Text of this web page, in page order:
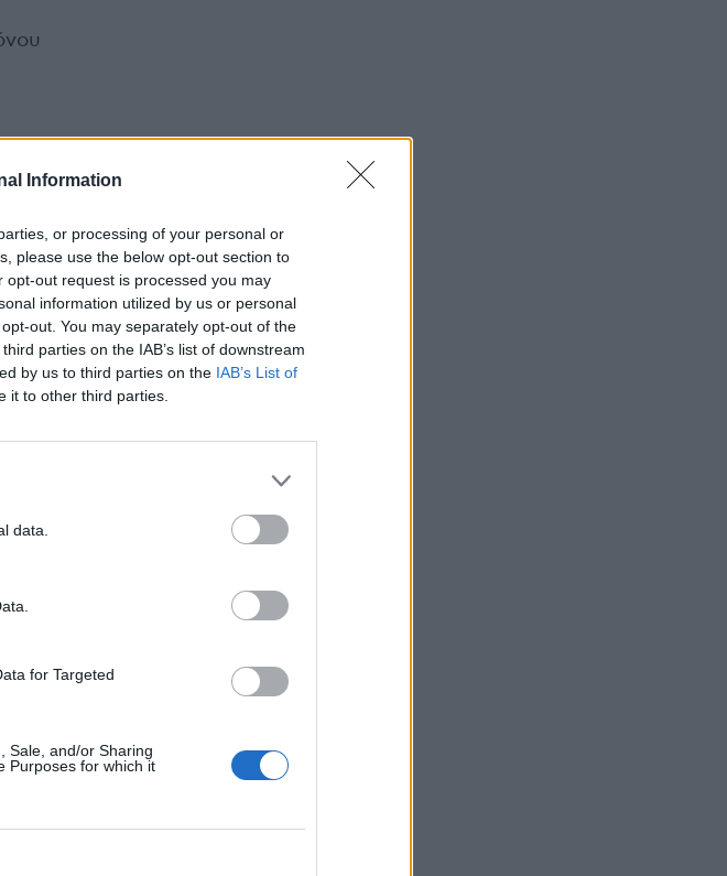
Information
or processing of your personal or
please use the below opt-out section to
out request is processed you may
information utilized by us or personal
out. You may separately opt-out of the
parties on the IAB’s list of downstream
by us to third parties on the IAB’s List of
it to other third parties.
data.
for Targeted
Sale, and/or Sharing
Purposes for which it
προορισμούς
ωστόσο, που
σε αυτοκίνητο ή
στήλη, λόγω
τους μύες και να
λόγος πρόκλησης
ή άλλη πάθηση.
του ταξιδιού.
για
μακρινές πτήσεις
λίγο στον διάδρομο.
όλη τη διάρκεια
την